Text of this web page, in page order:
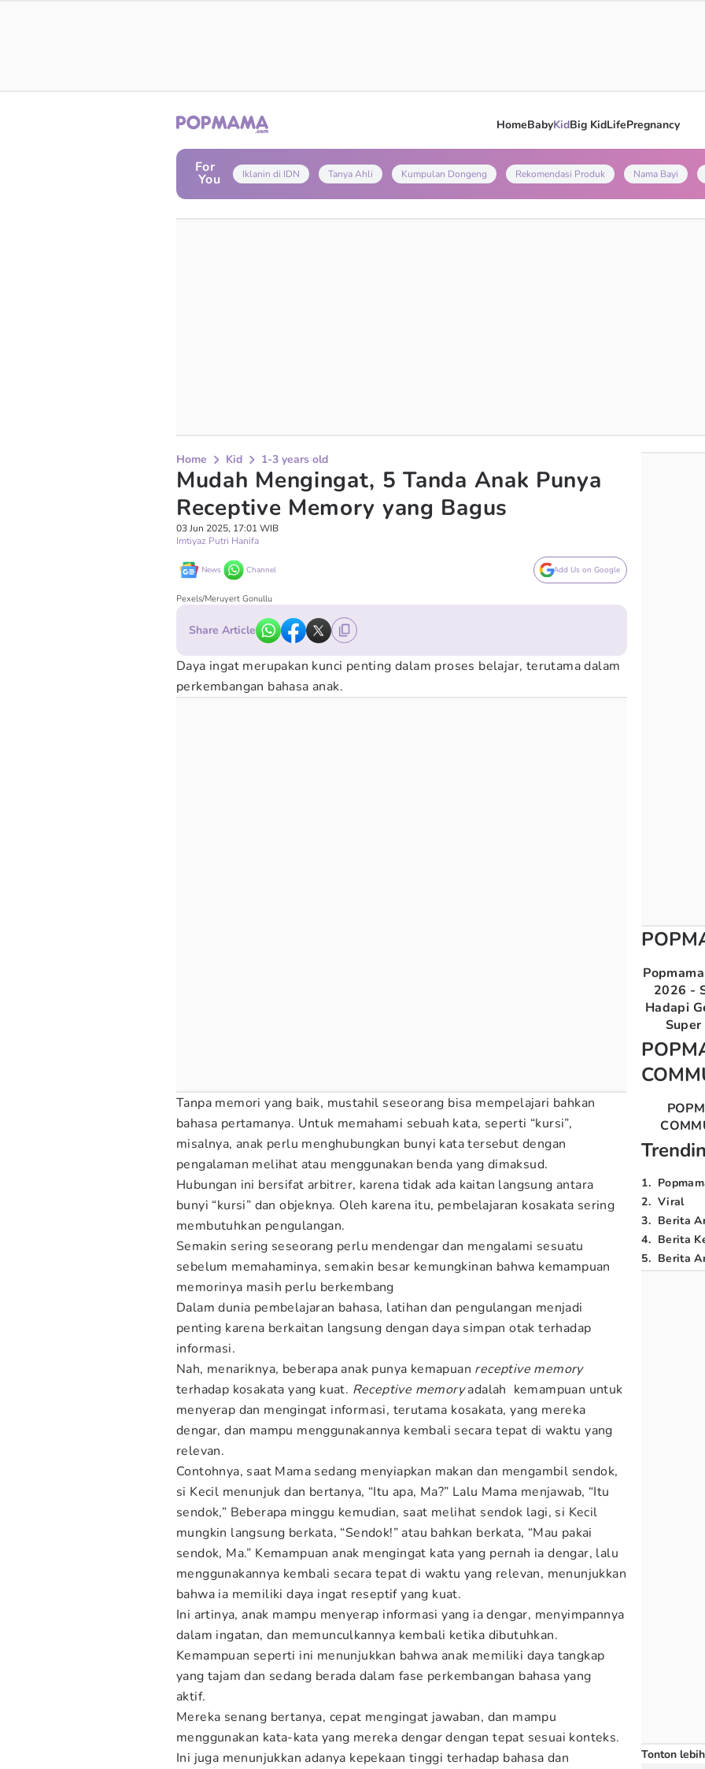
HomeBabyKidBig KidLifePregnancy
For
You Iklanin di IDN Tanya Ahli Kumpulan Dongeng Rekomendasi Produk Nama Bayi
Home Kid 1-3 years old
Mudah Mengingat, 5 Tanda Anak Punya
Receptive Memory yang Bagus
03 Jun 2025, 17:01 WIB
Imtiyaz Putri Hanifa
News Channel Add Us on Google
Pexels/Meruyert Gonullu
Share Article
Daya ingat merupakan kunci penting dalam proses belajar, terutama dalam
perkembangan bahasa anak.
Tanpa memori yang baik, mustahil seseorang bisa mempelajari bahkan
bahasa pertamanya. Untuk memahami sebuah kata, seperti “kursi”,
misalnya, anak perlu menghubungkan bunyi kata tersebut dengan
pengalaman melihat atau menggunakan benda yang dimaksud.
Hubungan ini bersifat arbitrer, karena tidak ada kaitan langsung antara
bunyi “kursi” dan objeknya. Oleh karena itu, pembelajaran kosakata sering
membutuhkan pengulangan.
Semakin sering seseorang perlu mendengar dan mengalami sesuatu
sebelum memahaminya, semakin besar kemungkinan bahwa kemampuan
memorinya masih perlu berkembang
Dalam dunia pembelajaran bahasa, latihan dan pengulangan menjadi
penting karena berkaitan langsung dengan daya simpan otak terhadap
informasi.
Nah, menariknya, beberapa anak punya kemapuan receptive memory
terhadap kosakata yang kuat. Receptive memoryadalah kemampuan untuk
menyerap dan mengingat informasi, terutama kosakata, yang mereka
dengar, dan mampu menggunakannya kembali secara tepat di waktu yang
relevan.
Contohnya, saat Mama sedang menyiapkan makan dan mengambil sendok,
si Kecil menunjuk dan bertanya, “Itu apa, Ma?” Lalu Mama menjawab, “Itu
sendok,” Beberapa minggu kemudian, saat melihat sendok lagi, si Kecil
mungkin langsung berkata, “Sendok!” atau bahkan berkata, “Mau pakai
sendok, Ma.” Kemampuan anak mengingat kata yang pernah ia dengar, lalu
menggunakannya kembali secara tepat di waktu yang relevan, menunjukkan
bahwa ia memiliki daya ingat reseptif yang kuat.
Ini artinya, anak mampu menyerap informasi yang ia dengar, menyimpannya
dalam ingatan, dan memunculkannya kembali ketika dibutuhkan.
Kemampuan seperti ini menunjukkan bahwa anak memiliki daya tangkap
yang tajam dan sedang berada dalam fase perkembangan bahasa yang
aktif.
Mereka senang bertanya, cepat mengingat jawaban, dan mampu
menggunakan kata-kata yang mereka dengar dengan tepat sesuai konteks.
Ini juga menunjukkan adanya kepekaan tinggi terhadap bahasa dan
2026 -
Hadapi
1.
2. Viral
3. Berita
4. Berita
5. Berita
Tonton